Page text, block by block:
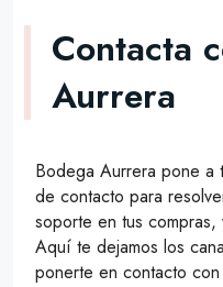
Contacta
Aurrera
Bodega Aurrera pone a
de contacto para
soporte en tus
Aquí te dejamos los
ponerte en contacto